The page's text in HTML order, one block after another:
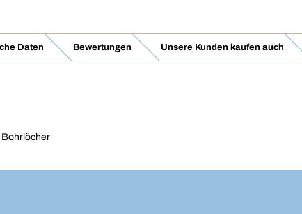
Daten Bewertungen Unsere Kunden kaufen auch
Bohrlöcher